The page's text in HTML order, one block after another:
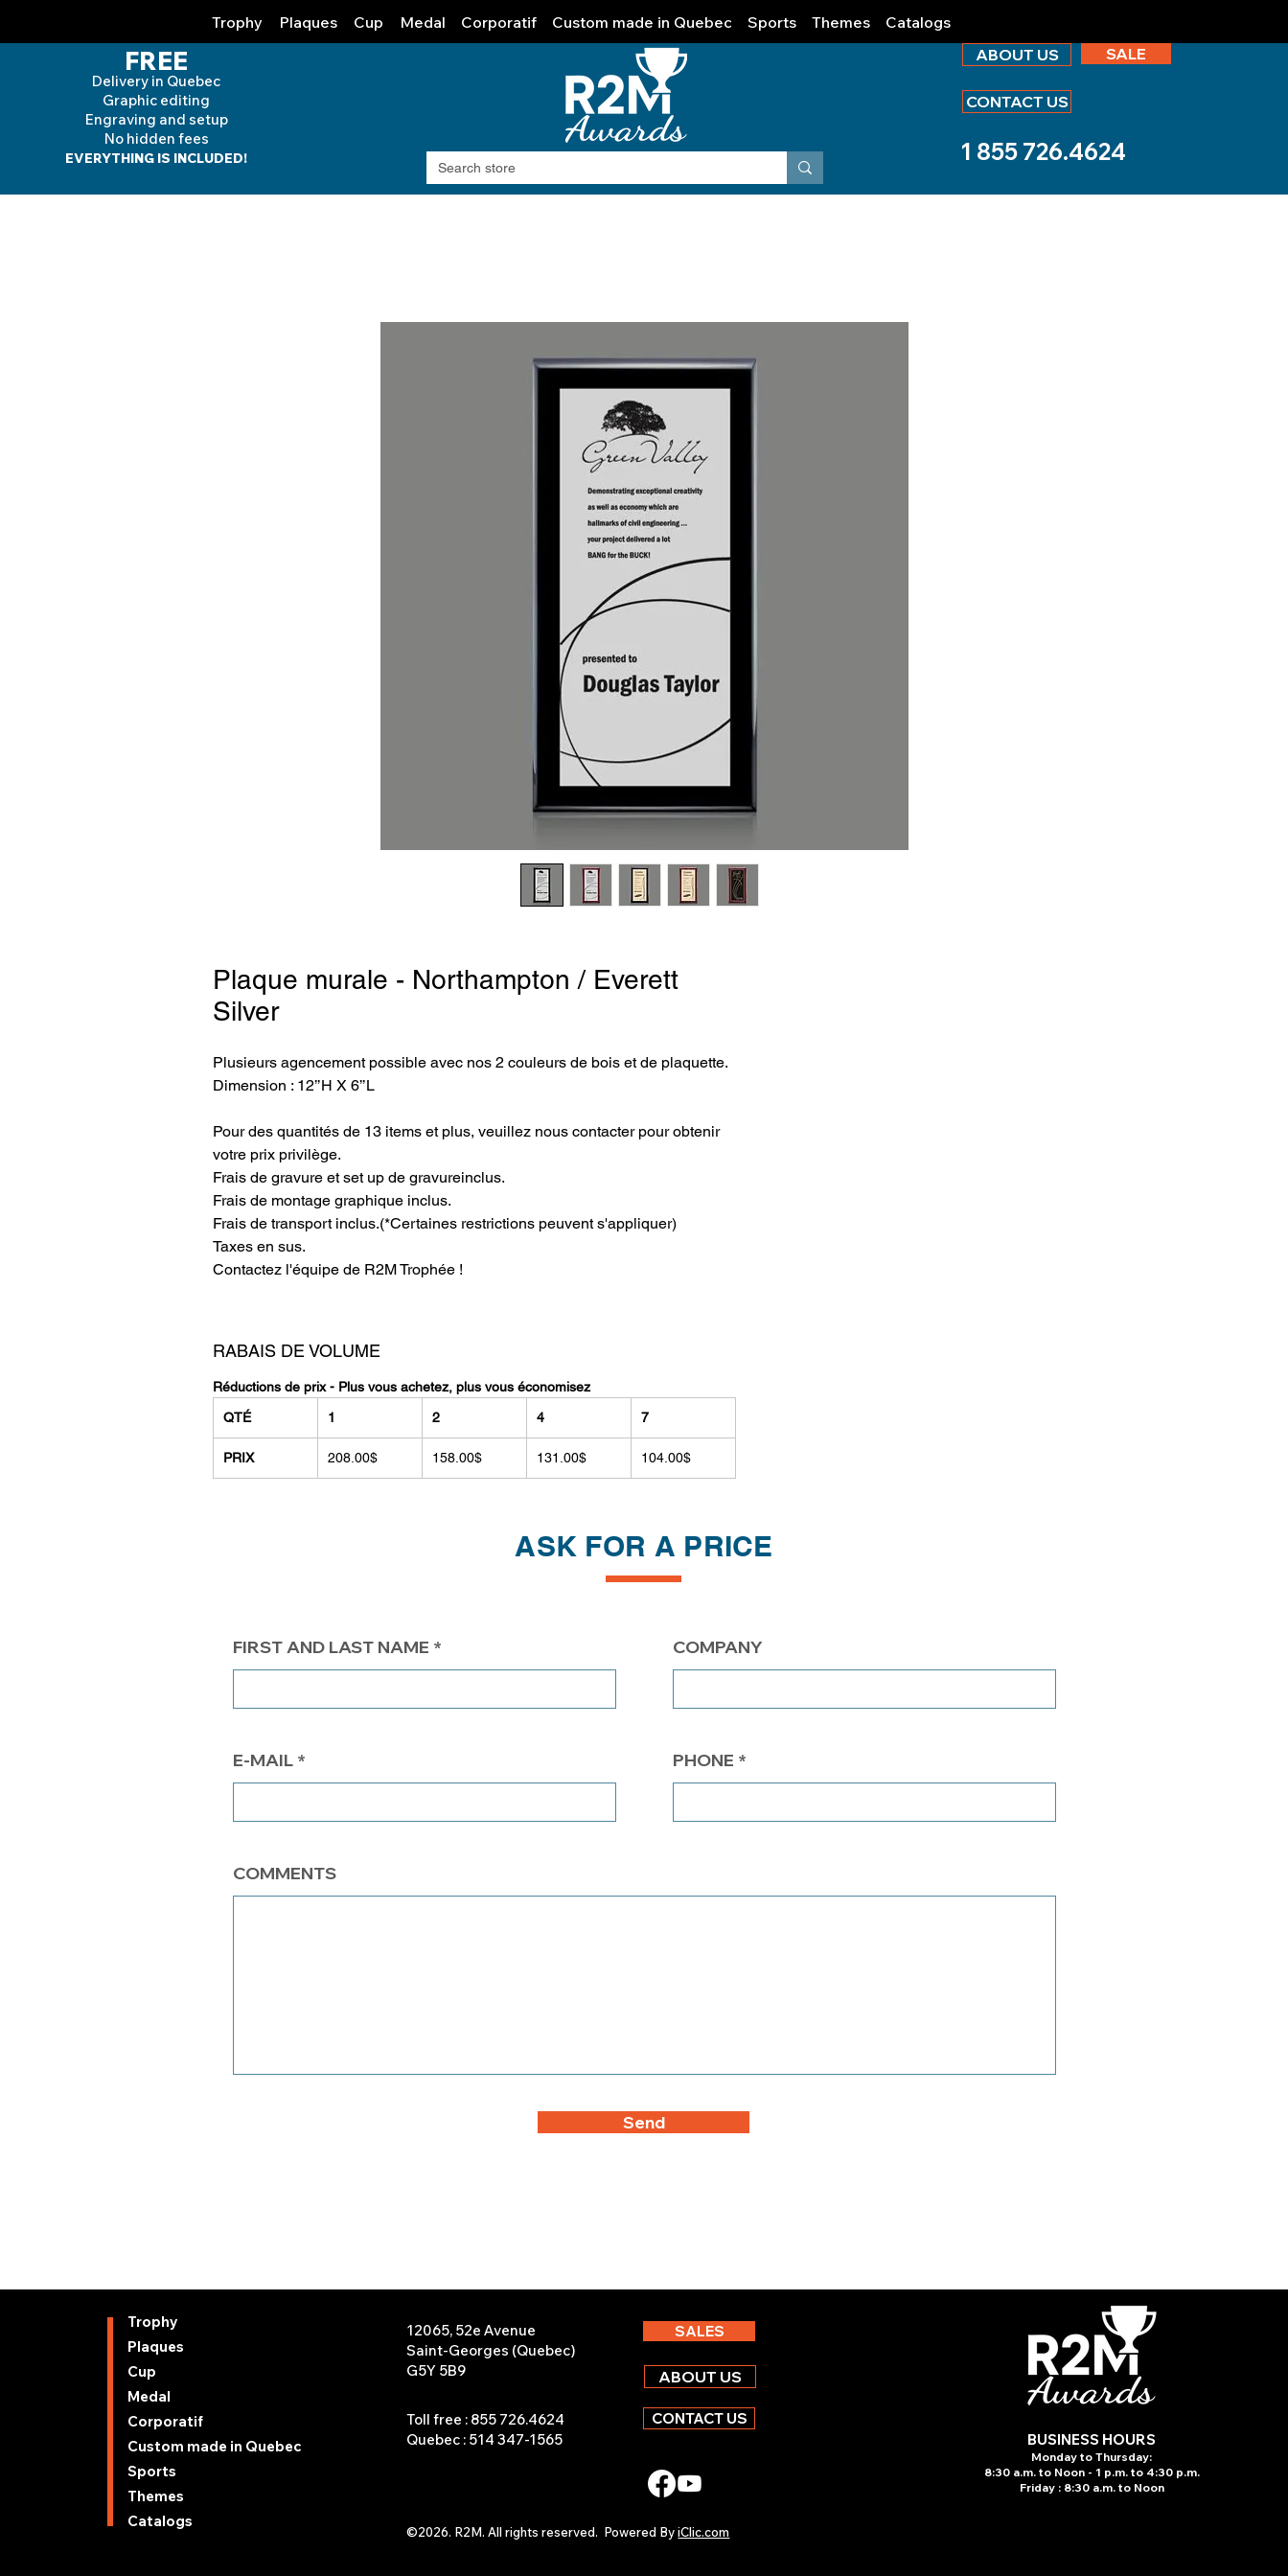
Trophy Plaques Cup Medal Corporatif Custom made in Quebec Sports Themes Catalogs
FREE
Delivery in Quebec
Graphic editing
Engraving and setup
No hidden fees
EVERYTHING IS INCLUDED!
ABOUT US SALE
CONTACT US
1 855 726.4624
Plaque murale - Northampton / Everett
Silver
Plusieurs agencement possible avec nos 2 couleurs de bois et de plaquette.
Dimension : 12’’H X 6’’L
Pour des quantités de 13 items et plus, veuillez nous contacter pour obtenir
votre prix privilège.
Frais de gravure et set up de gravureinclus.
Frais de montage graphique inclus.
Frais de transport inclus.(*Certaines restrictions peuvent s'appliquer)
Taxes en sus.
Contactez l'équipe de R2M Trophée !
RABAIS DE VOLUME
Réductions de prix - Plus vous achetez, plus vous économisez
QTÉ
1 2 4 7
PRIX 208.00$ 158.00$ 131.00$ 104.00$
ASK FOR A PRICE
FIRST AND LAST NAME
E-MAIL
COMPANY
PHONE
COMMENTS
Send
Trophy
Plaques
Cup
Medal
Corporatif
Custom made in Quebec
Sports
Themes
Catalogs
12065, 52e Avenue
Saint-Georges (Quebec)
G5Y 5B9
Toll free : 855 726.4624
Quebec : 514 347-1565
SALES
ABOUT US
CONTACT US
©2026. R2M. All rights reserved. Powered ByiClic.com
BUSINESS HOURS
Monday to Thursday:
8:30 a.m. to Noon - 1 p.m. to 4:30 p.m.
Friday : 8:30 a.m. to Noon